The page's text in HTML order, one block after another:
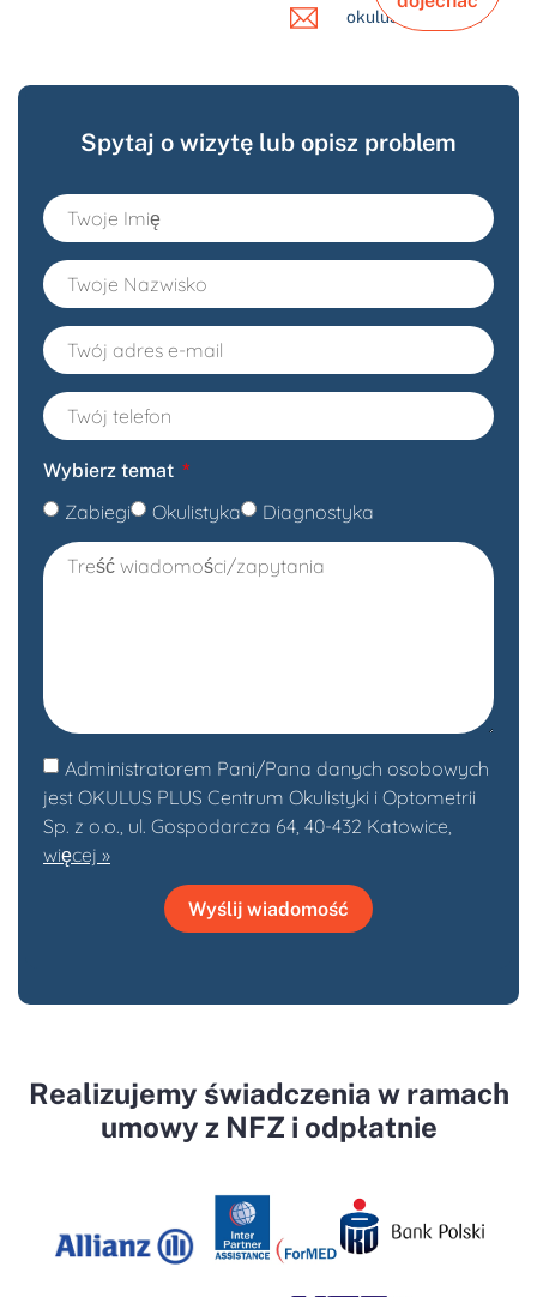
okulus@okulus.pl
Spytaj o wizytę lub opisz problem
Wybierz temat
Zabiegi Okulistyka Diagnostyka
Administratorem Pani/Pana danych osobowych
jest OKULUS PLUS Centrum Okulistyki i Optometrii
Sp. z o.o., ul. Gospodarcza 64, 40-432 Katowice,
więcej »
Wyślij wiadomość
Realizujemy świadczenia w ramach
umowy z NFZ i odpłatnie